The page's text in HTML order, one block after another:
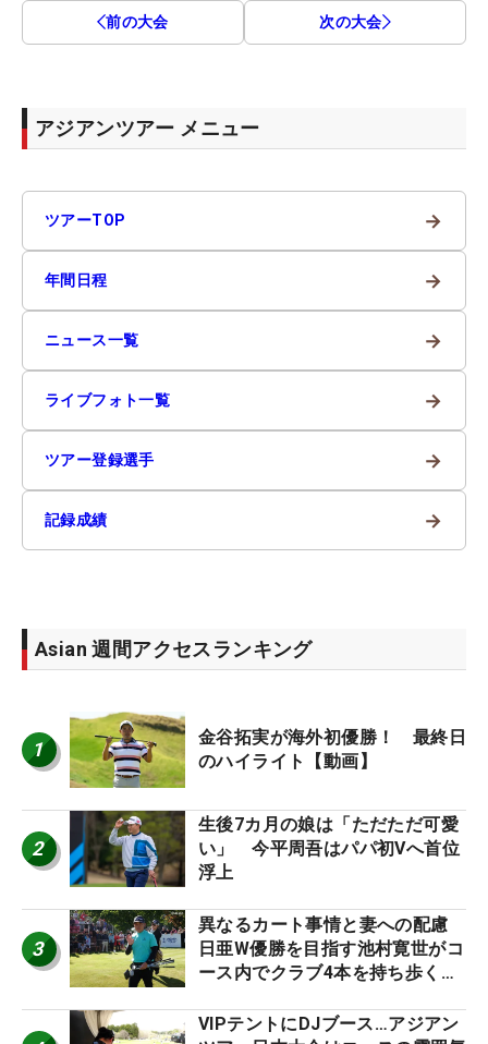
前の大会 次の大会
アジアンツアー メニュー
ツアーTOP →
年間日程 →
ニュース一覧 →
ライブフォト一覧 →
ツアー登録選手 →
記録成績 →
Asian 週間アクセスランキング
1
金谷拓実が海外初優勝！ 最終日
のハイライト【動画】
2
生後7カ月の娘は「ただただ可愛
い」 今平周吾はパパ初Vへ首位
浮上
3
異なるカート事情と妻への配慮
日亜W優勝を目指す池村寛世がコ
ース内でクラブ4本を持ち歩く理
VIPテントにDJブース…アジアン